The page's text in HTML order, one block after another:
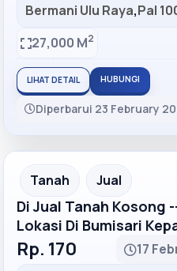
Bermani Ulu Raya,Pal
27,000 M2
LIHAT DETAIL HUBUNGI
Diperbarui 23 February
Recommended
Tanah Jual
Di Jual Tanah Kosong
Lokasi Di Bumisari
Rp. 170
17